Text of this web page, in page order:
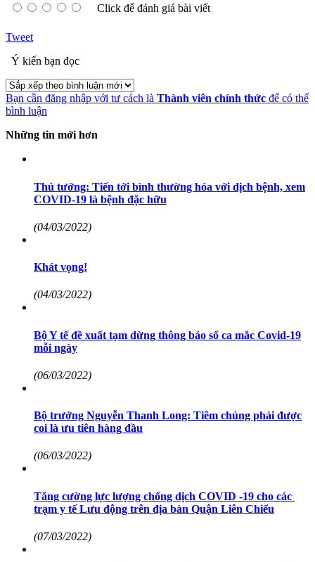
Click để đánh giá bài viết
Tweet
Ý kiến bạn đọc
Bạn cần đăng nhập với tư cách là Thành viên chính thức để có thể
bình luận
Những tin mới hơn
Thủ tướng: Tiến tới bình thường hóa với dịch bệnh, xem
COVID-19 là bệnh đặc hữu
(04/03/2022)
Khát vọng!
(04/03/2022)
Bộ Y tế đề xuất tạm dừng thông báo số ca mắc Covid-19
mỗi ngày
(06/03/2022)
Bộ trưởng Nguyễn Thanh Long: Tiêm chủng phải được
coi là ưu tiên hàng đầu
(06/03/2022)
Tăng cường lực lượng chống dịch COVID -19 cho các
trạm y tế Lưu động trên địa bàn Quận Liên Chiểu
(07/03/2022)